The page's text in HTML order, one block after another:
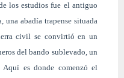
los estudios fue el antiguo
una abadía trapense situada
civil se convirtió en un
del bando sublevado, un
Aquí es donde comenzó el